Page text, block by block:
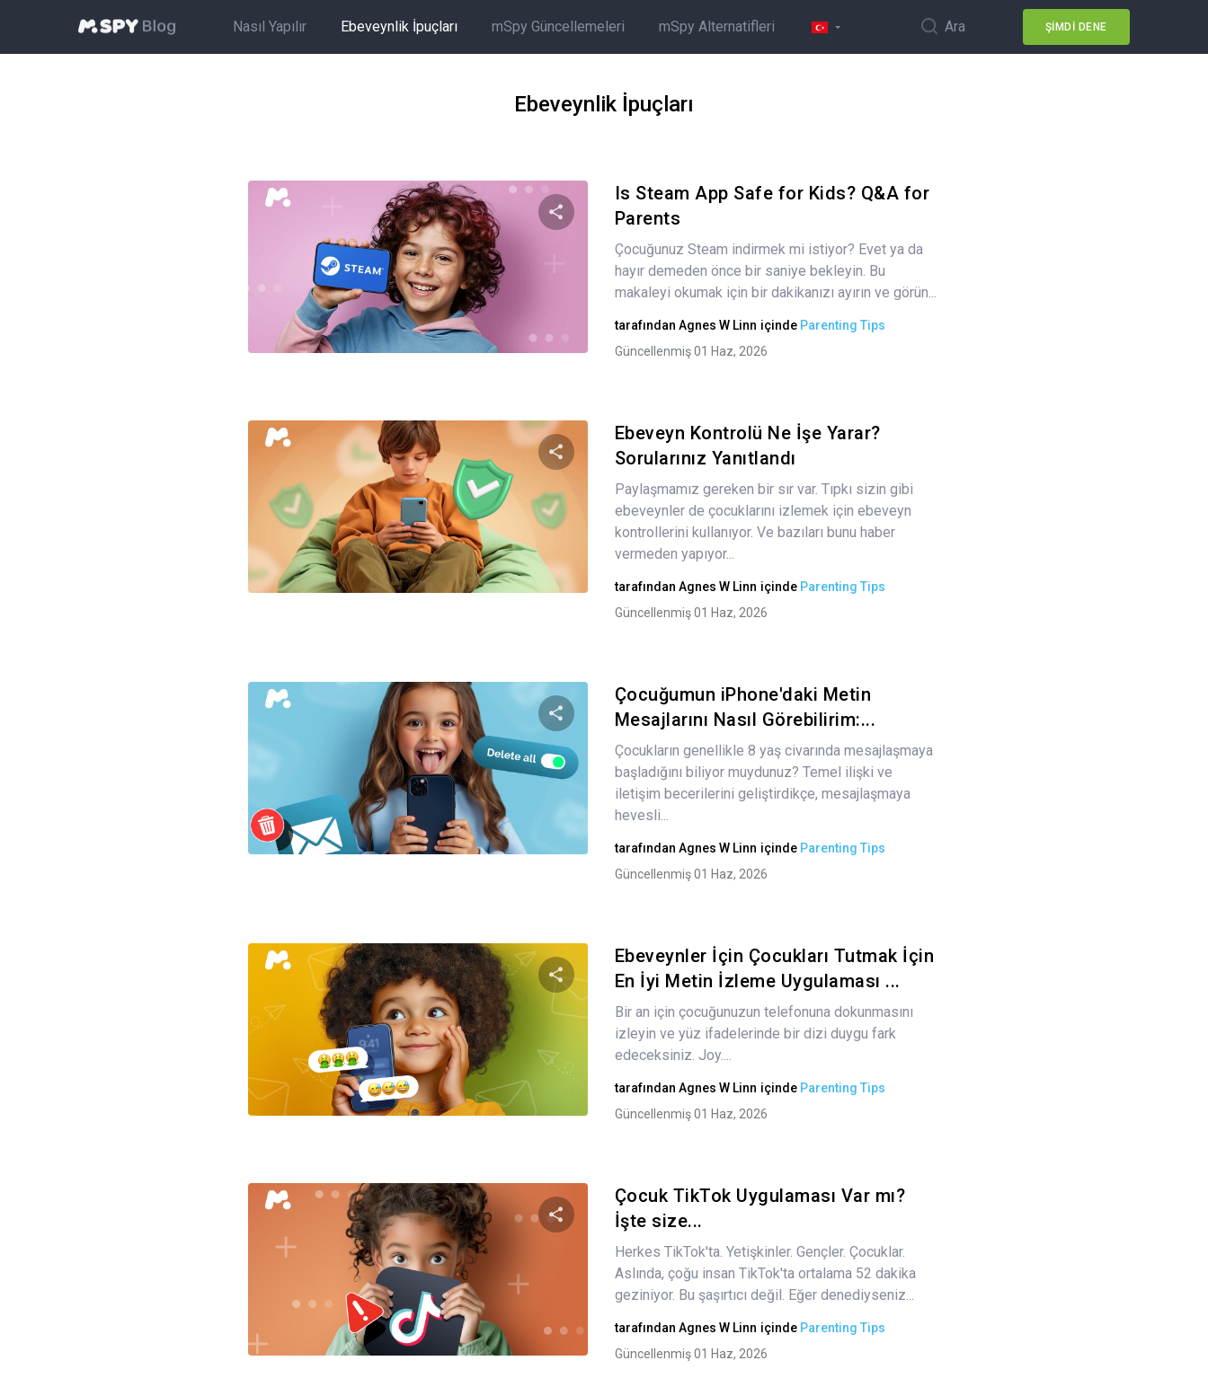
Nasıl Yapılır Ebeveynlik İpuçları mSpy Güncellemeleri mSpy Alternatifleri Ara ŞIMDI DENE
Ebeveynlik İpuçları
Bu makaleyi paylaş
Twitter Facebook Bağlantıyı kopyala
Is Steam App Safe for Kids? Q&A for
Parents
Çocuğunuz Steam indirmek mi istiyor? Evet ya da
hayır demeden önce bir saniye bekleyin. Bu
makaleyi okumak için bir dakikanızı ayırın ve görün...
tarafından Agnes W Linn içinde Parenting Tips
Güncellenmiş 01 Haz, 2026
Bu makaleyi paylaş
Twitter
Ebeveyn Kontrolü Ne İşe Yarar?
Sorularınız Yanıtlandı
Paylaşmamız gereken bir sır var. Tıpkı sizin gibi
ebeveynler de çocuklarını izlemek için ebeveyn
kontrollerini kullanıyor. Ve bazıları bunu haber
vermeden yapıyor...
tarafından Agnes W Linn içinde Parenting Tips
Güncellenmiş 01 Haz, 2026
Bu makaleyi paylaş
Çocuğumun iPhone'daki Metin
Mesajlarını Nasıl Görebilirim:...
Çocukların genellikle 8 yaş civarında mesajlaşmaya
başladığını biliyor muydunuz? Temel ilişki ve
iletişim becerilerini geliştirdikçe, mesajlaşmaya
hevesli...
tarafından Agnes W Linn içinde Parenting Tips
Güncellenmiş 01 Haz, 2026
Bu makaleyi paylaş
Facebook Bağlantıyı kopyala
Ebeveynler İçin Çocukları Tutmak İçin
En İyi Metin İzleme Uygulaması ...
Bir an için çocuğunuzun telefonuna dokunmasını
izleyin ve yüz ifadelerinde bir dizi duygu fark
edeceksiniz. Joy....
tarafından Agnes W Linn içinde Parenting Tips
Güncellenmiş 01 Haz, 2026
Bu makaleyi paylaş
Twitter Facebook Bağlantıyı kopyala
Çocuk TikTok Uygulaması Var mı?
İşte size...
Herkes TikTok'ta. Yetişkinler. Gençler. Çocuklar.
Aslında, çoğu insan TikTok'ta ortalama 52 dakika
geziniyor. Bu şaşırtıcı değil. Eğer denediyseniz...
tarafından Agnes W Linn içinde Parenting Tips
Güncellenmiş 01 Haz, 2026